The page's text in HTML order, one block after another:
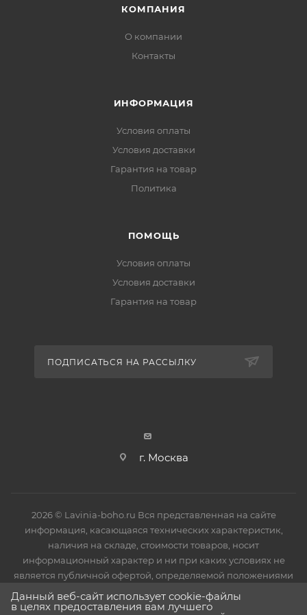
КОМПАНИЯ
О компании
Контакты
ИНФОРМАЦИЯ
Условия оплаты
Условия доставки
Гарантия на товар
Политика
ПОМОЩЬ
Условия оплаты
Условия доставки
Гарантия на товар
ПОДПИСАТЬСЯ НА РАССЫЛКУ
г. Москва
2026 © Lavinia-boho.ru Вся представленная на сайте
информация, касающаяся технических характеристик,
наличия на складе, стоимости товаров, носит
информационный характер и ни при каких условиях не
является публичной офертой, определяемой положениями
Статьи 437(2) Гражданского кодекса РФ.
Данный веб-сайт использует cookie-файлы
в целях предоставления вам лучшего